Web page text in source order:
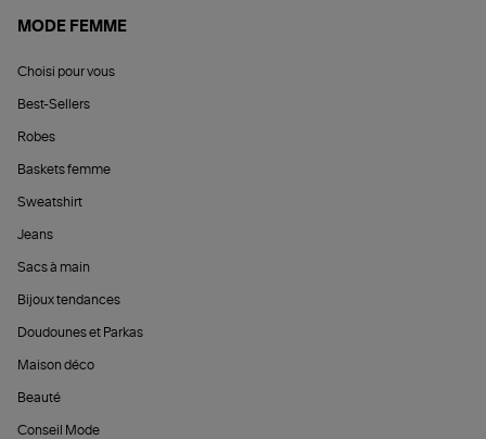
MODE FEMME
Choisi pour vous
Best-Sellers
Robes
Baskets femme
Sweatshirt
Jeans
Sacs à main
Bijoux tendances
Doudounes et Parkas
Maison déco
Beauté
Conseil Mode